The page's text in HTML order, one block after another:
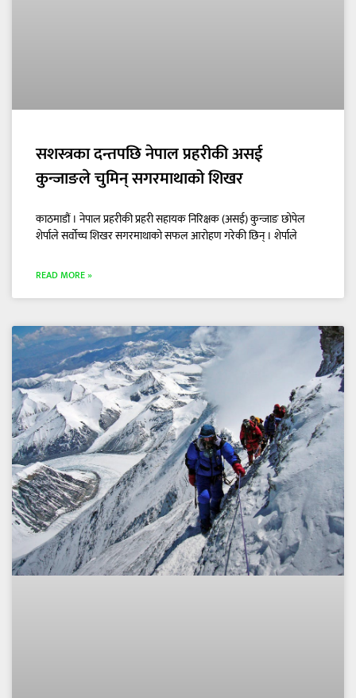
सशस्त्रका दन्तपछि नेपाल प्रहरीकी असई
कुन्जाङले चुमिन् सगरमाथाको शिखर
काठमाडौं । नेपाल प्रहरीकी प्रहरी सहायक निरिक्षक (असई) कुन्जाङ छोपेल
शेर्पाले सर्वोच्च शिखर सगरमाथाको सफल आरोहण गरेकी छिन् । शेर्पाले
READ MORE »